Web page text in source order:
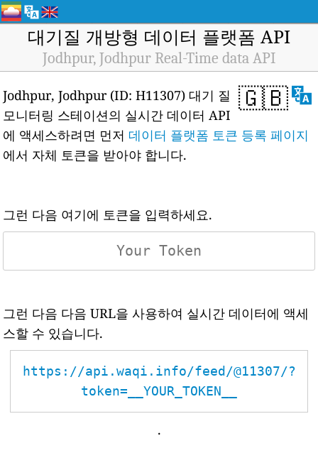
대기질 개방형 데이터 플랫폼 API
Jodhpur, Jodhpur Real-Time data API
🇬🇧
Jodhpur, Jodhpur (ID: H11307) 대기 질
모니터링 스테이션의 실시간 데이터 API
에 액세스하려면 먼저 데이터 플랫폼 토큰 등록 페이지
에서 자체 토큰을 받아야 합니다.
그런 다음 여기에 토큰을 입력하세요.
그런 다음 다음 URL을 사용하여 실시간 데이터에 액세
스할 수 있습니다.
https://api.waqi.info/feed/@11307/?
token=__YOUR_TOKEN__
.